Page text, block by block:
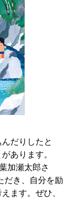
だりしたと
あります。
加瀬太郎さ
だき、自分を励
ます。ぜひ、